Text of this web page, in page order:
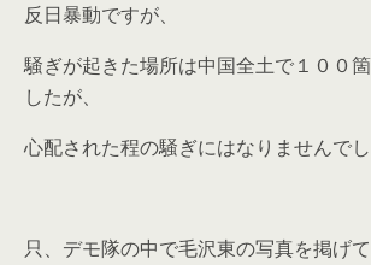
反日暴動ですが、
騒ぎが起きた場所は中国全土で１００
したが、
心配された程の騒ぎにはなりませんでし
只、デモ隊の中で毛沢東の写真を掲げ